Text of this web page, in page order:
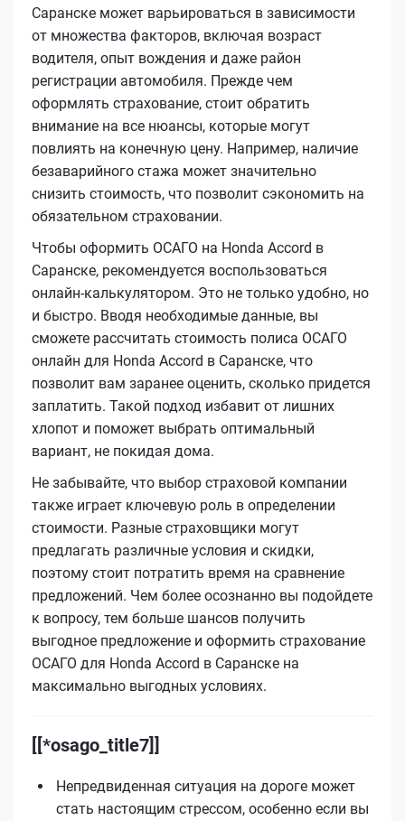
Саранске может варьироваться в зависимости
от множества факторов, включая возраст
водителя, опыт вождения и даже район
регистрации автомобиля. Прежде чем
оформлять страхование, стоит обратить
внимание на все нюансы, которые могут
повлиять на конечную цену. Например, наличие
безаварийного стажа может значительно
снизить стоимость, что позволит сэкономить на
обязательном страховании.
Чтобы оформить ОСАГО на Honda Accord в
Саранске, рекомендуется воспользоваться
онлайн-калькулятором. Это не только удобно, но
и быстро. Вводя необходимые данные, вы
сможете рассчитать стоимость полиса ОСАГО
онлайн для Honda Accord в Саранске, что
позволит вам заранее оценить, сколько придется
заплатить. Такой подход избавит от лишних
хлопот и поможет выбрать оптимальный
вариант, не покидая дома.
Не забывайте, что выбор страховой компании
также играет ключевую роль в определении
стоимости. Разные страховщики могут
предлагать различные условия и скидки,
поэтому стоит потратить время на сравнение
предложений. Чем более осознанно вы подойдете
к вопросу, тем больше шансов получить
выгодное предложение и оформить страхование
ОСАГО для Honda Accord в Саранске на
максимально выгодных условиях.
[[*osago_title7]]
Непредвиденная ситуация на дороге может
стать настоящим стрессом, особенно если вы